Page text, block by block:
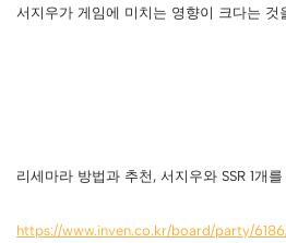
서지우가 게임에 미치는 영향이 크다는 것
리세마라 방법과 추천, 서지우와 SSR 1개
https://www.inven.co.kr/board/party/